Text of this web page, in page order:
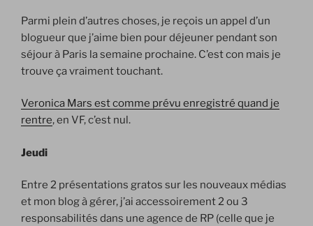
Parmi plein d’autres choses, je reçois un appel d’un
blogueur que j’aime bien pour déjeuner pendant son
séjour à Paris la semaine prochaine. C’est con mais je
trouve ça vraiment touchant.
Veronica Mars est comme prévu enregistré quand je
rentre, en VF, c’est nul.
Jeudi
Entre 2 présentations gratos sur les nouveaux médias
et mon blog à gérer, j’ai accessoirement 2 ou 3
responsabilités dans une agence de RP (celle que je